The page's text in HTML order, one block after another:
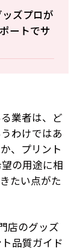
ズプロが
ートでサ
業者は、ど
わけではあ
、プリント
の用途に相
たい点がた
店のグッズ
品質ガイド